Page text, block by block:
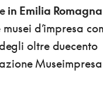
in Emilia Romagna
d’impresa
oltre duecento
Museimpresa